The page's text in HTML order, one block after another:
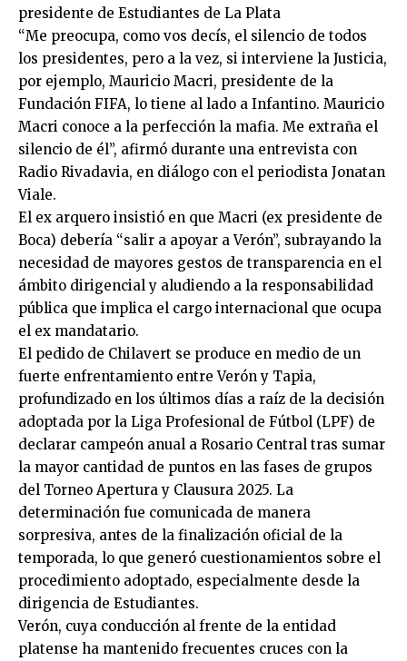
presidente de Estudiantes de La Plata
“Me preocupa, como vos decís, el silencio de todos
los presidentes, pero a la vez, si interviene la Justicia,
por ejemplo, Mauricio Macri, presidente de la
Fundación FIFA, lo tiene al lado a Infantino. Mauricio
Macri conoce a la perfección la mafia. Me extraña el
silencio de él”, afirmó durante una entrevista con
Radio Rivadavia, en diálogo con el periodista Jonatan
Viale.
El ex arquero insistió en que Macri (ex presidente de
Boca) debería “salir a apoyar a Verón”, subrayando la
necesidad de mayores gestos de transparencia en el
ámbito dirigencial y aludiendo a la responsabilidad
pública que implica el cargo internacional que ocupa
el ex mandatario.
El pedido de Chilavert se produce en medio de un
fuerte enfrentamiento entre Verón y Tapia,
profundizado en los últimos días a raíz de la decisión
adoptada por la Liga Profesional de Fútbol (LPF) de
declarar campeón anual a Rosario Central tras sumar
la mayor cantidad de puntos en las fases de grupos
del Torneo Apertura y Clausura 2025. La
determinación fue comunicada de manera
sorpresiva, antes de la finalización oficial de la
temporada, lo que generó cuestionamientos sobre el
procedimiento adoptado, especialmente desde la
dirigencia de Estudiantes.
Verón, cuya conducción al frente de la entidad
platense ha mantenido frecuentes cruces con la